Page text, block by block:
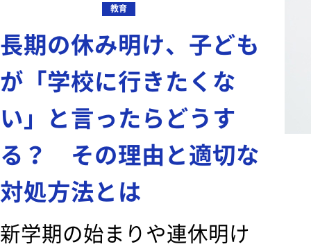
教育
長期の休み明け、子ども
が「学校に行きたくな
い」と言ったらどうす
る？ その理由と適切な
対処方法とは
新学期の始まりや連休明け